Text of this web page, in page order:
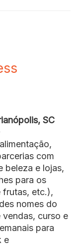
SC
com
beleza e lojas,
para os
frutas, etc.),
nomes do
curso e
para
e